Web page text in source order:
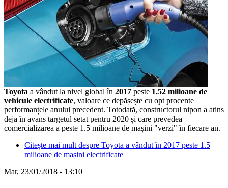
Toyota a vândut la nivel global în 2017 peste 1.52 milioane de
vehicule electrificate, valoare ce depășește cu opt procente
performanțele anului precedent. Totodată, constructorul nipon a atins
deja în avans targetul setat pentru 2020 și care prevedea
comercializarea a peste 1.5 milioane de mașini "verzi" în fiecare an.
Citește mai mult despre Toyota a vândut în 2017 peste 1.5
milioane de mașini electrificate
Mar, 23/01/2018 - 13:10